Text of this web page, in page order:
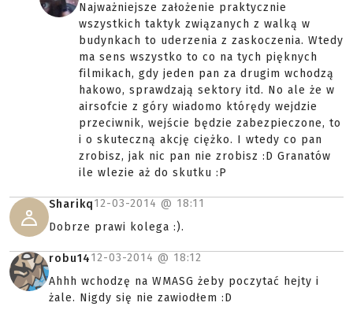
Najważniejsze założenie praktycznie
wszystkich taktyk związanych z walką w
budynkach to uderzenia z zaskoczenia. Wtedy
ma sens wszystko to co na tych pięknych
filmikach, gdy jeden pan za drugim wchodzą
hakowo, sprawdzają sektory itd. No ale że w
airsofcie z góry wiadomo którędy wejdzie
przeciwnik, wejście będzie zabezpieczone, to
i o skuteczną akcję ciężko. I wtedy co pan
zrobisz, jak nic pan nie zrobisz :D Granatów
ile wlezie aż do skutku :P
Sharikq12-03-2014 @ 18:11
Dobrze prawi kolega :).
robu1412-03-2014 @ 18:12
Ahhh wchodzę na WMASG żeby poczytać hejty i
żale. Nigdy się nie zawiodłem :D